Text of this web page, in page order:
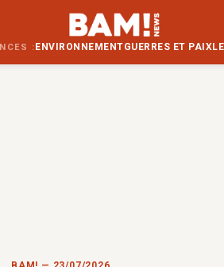
: ENVIRONNEMENTGUERRES ET PAIX